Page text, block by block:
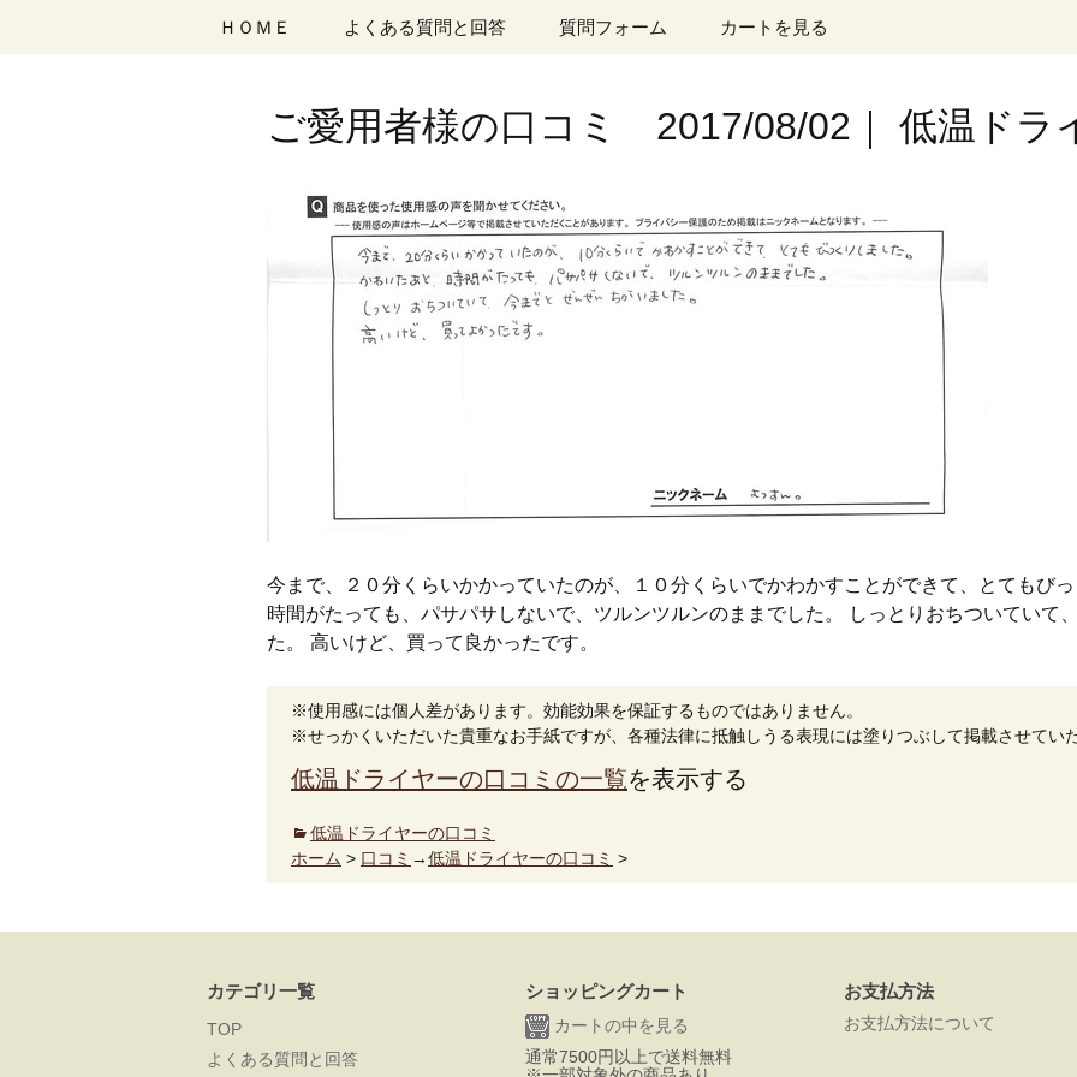
ＨＯＭＥ よくある質問と回答 質問フォーム カートを見る
ご愛用者様の口コミ 2017/08/02｜ 低温ドラ
今まで、２０分くらいかかっていたのが、１０分くらいでかわかすことができて、とてもびっ
時間がたっても、パサパサしないで、ツルンツルンのままでした。 しっとりおちついていて
た。 高いけど、買って良かったです。
※使用感には個人差があります。効能効果を保証するものではありません。
※せっかくいただいた貴重なお手紙ですが、各種法律に抵触しうる表現には塗りつぶして掲載させてい
低温ドライヤーの口コミの一覧を表示する
低温ドライヤーの口コミ
ホーム > 口コミ →低温ドライヤーの口コミ >
カテゴリ一覧
TOP
よくある質問と回答
ショッピングカート
カートの中を見る
通常7500円以上で送料無料
お支払方法
お支払方法について